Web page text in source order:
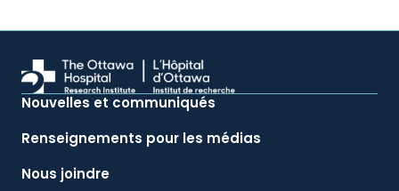
Nouvelles et communiqués
Renseignements pour les médias
Nous joindre